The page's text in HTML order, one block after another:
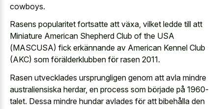
cowboys.
Rasens popularitet fortsatte att växa, vilket ledde till att
Miniature American Shepherd Club of the USA
(MASCUSA) fick erkännande av American Kennel Club
(AKC) som förälderklubben för rasen 2011.
Rasen utvecklades ursprungligen genom att avla mindre
australiensiska herdar, en process som började på 1960-
talet. Dessa mindre hundar avlades för att bibehålla den